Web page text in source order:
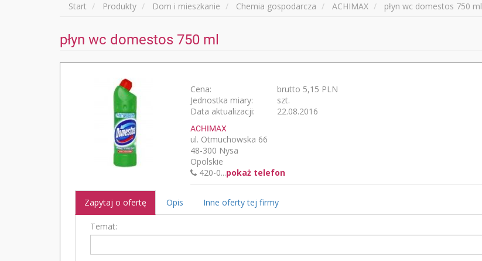
Start Produkty Dom i mieszkanie Chemia gospodarcza ACHIMAX płyn wc domestos 750 ml
płyn wc domestos 750 ml
Cena:
brutto 5,15 PLN
Jednostka miary:
szt.
Data aktualizacji:
22.08.2016
ACHIMAX
ul. Otmuchowska 66
48-300 Nysa
Opolskie
420-0...pokaż telefon
Zapytaj o ofertę Opis Inne oferty tej firmy
Temat: